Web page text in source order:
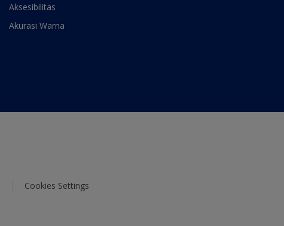
Aksesibilitas
Akurasi Warna
Cookies Settings